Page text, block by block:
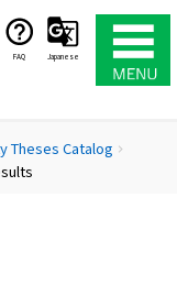
FAQ Japanese
Theses Catalog chevron_right